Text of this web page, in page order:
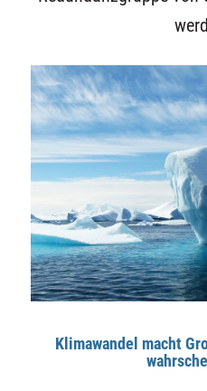
Klimawandel macht